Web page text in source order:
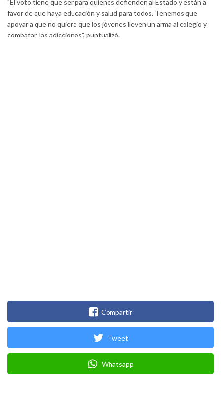
"El voto tiene que ser para quienes defienden al Estado y están a
favor de que haya educación y salud para todos. Tenemos que
apoyar a que no quiere que los jóvenes lleven un arma al colegio y
combatan las adicciones", puntualizó.
Compartir
Tweet
Whatsapp